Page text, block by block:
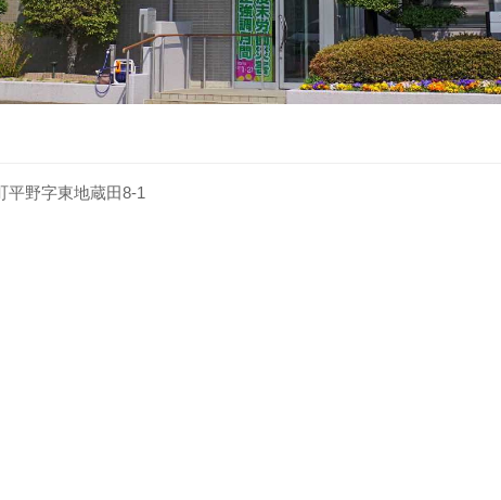
野字東地蔵田8-1